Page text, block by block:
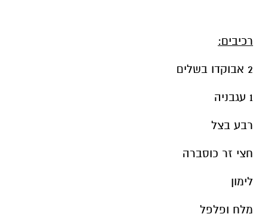
רכיבים:
2 אבוקדו בשלים
1 עגבניה
רבע בצל
חצי זר כוסברה
לימון
מלח ופלפל